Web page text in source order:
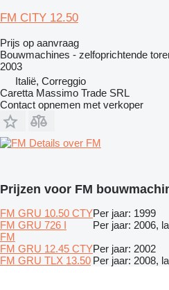
FM CITY 12.50
Prijs op aanvraag
Bouwmachines - zelfoprichtende
2003
Italië, Correggio
Caretta Massimo Trade SRL
Contact opnemen met verkoper
Details over FM
Prijzen voor FM
FM GRU 10.50 CTYPer jaar: 1999
FM GRU 726 I
Per jaar: 2006,
FM
FM GRU 12.45 CTYPer jaar: 2002
FM GRU TLX 13.50 Per jaar: 2008,